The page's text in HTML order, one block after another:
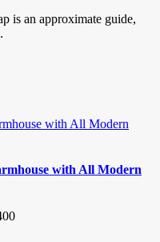
is an approximate guide,
with All Modern